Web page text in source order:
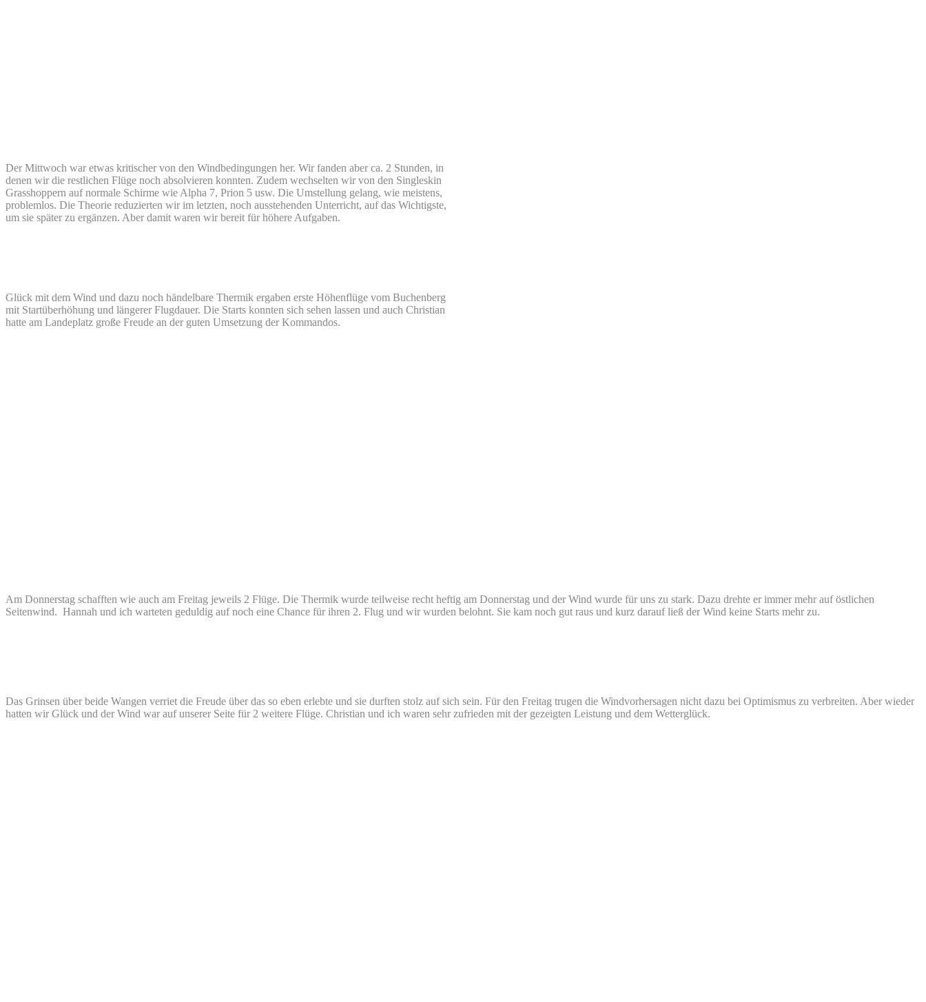
Der Mittwoch war etwas kritischer von den Windbedingungen her. Wir fanden aber ca. 2 Stunden, in
denen wir die restlichen Flüge noch absolvieren konnten. Zudem wechselten wir von den Singleskin
Grasshoppern auf normale Schirme wie Alpha 7, Prion 5 usw. Die Umstellung gelang, wie meistens,
problemlos. Die Theorie reduzierten wir im letzten, noch ausstehenden Unterricht, auf das Wichtigste,
um sie später zu ergänzen. Aber damit waren wir bereit für höhere Aufgaben.
Glück mit dem Wind und dazu noch händelbare Thermik ergaben erste Höhenflüge vom Buchenberg
mit Startüberhöhung und längerer Flugdauer. Die Starts konnten sich sehen lassen und auch Christian
hatte am Landeplatz große Freude an der guten Umsetzung der Kommandos.
Am Donnerstag schafften wie auch am Freitag jeweils 2 Flüge. Die Thermik wurde teilweise recht heftig am Donnerstag und der Wind wurde für uns zu stark. Dazu drehte er immer mehr auf östlichen
Seitenwind. Hannah und ich warteten geduldig auf noch eine Chance für ihren 2. Flug und wir wurden belohnt. Sie kam noch gut raus und kurz darauf ließ der Wind keine Starts mehr zu.
Das Grinsen über beide Wangen verriet die Freude über das so eben erlebte und sie durften stolz auf sich sein. Für den Freitag trugen die Windvorhersagen nicht dazu bei Optimismus zu verbreiten. Aber wieder
hatten wir Glück und der Wind war auf unserer Seite für 2 weitere Flüge. Christian und ich waren sehr zufrieden mit der gezeigten Leistung und dem Wetterglück.